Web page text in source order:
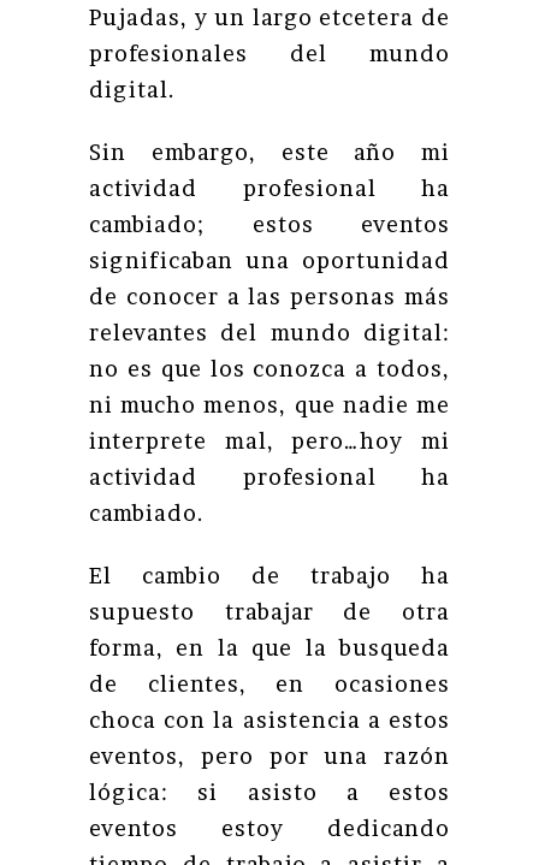
Pujadas, y un largo etcetera de
profesionales del mundo
digital.
Sin embargo, este año mi
actividad profesional ha
cambiado; estos eventos
significaban una oportunidad
de conocer a las personas más
relevantes del mundo digital:
no es que los conozca a todos,
ni mucho menos, que nadie me
interprete mal, pero…hoy mi
actividad profesional ha
cambiado.
El cambio de trabajo ha
supuesto trabajar de otra
forma, en la que la busqueda
de clientes, en ocasiones
choca con la asistencia a estos
eventos, pero por una razón
lógica: si asisto a estos
eventos estoy dedicando